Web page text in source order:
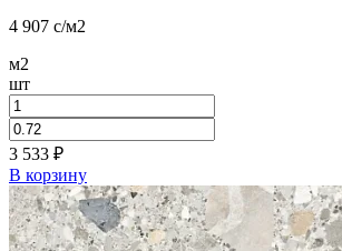
4 907 c/м2
м2
шт
3 533 ₽
В корзину